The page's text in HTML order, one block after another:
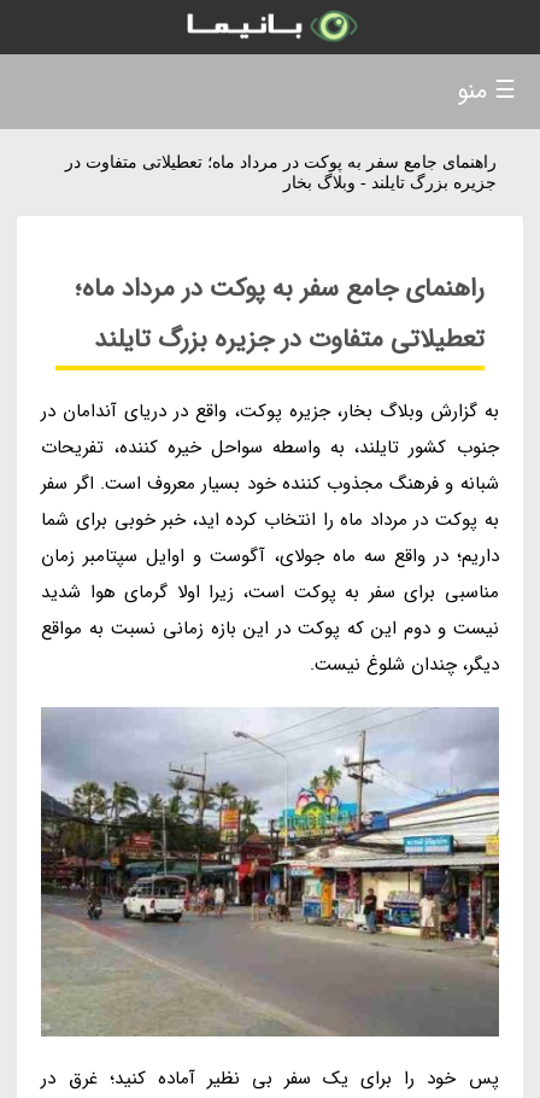
راهنمای جامع سفر به پوکت در مرداد ماه؛ تعطیلاتی متفاوت در
جزیره بزرگ تایلند - وبلاگ بخار
راهنمای جامع سفر به پوکت در مرداد ماه؛
تعطیلاتی متفاوت در جزیره بزرگ تایلند
به گزارش وبلاگ بخار، جزیره پوکت، واقع در دریای آندامان در
جنوب کشور تایلند، به واسطه سواحل خیره کننده، تفریحات
شبانه و فرهنگ مجذوب کننده خود بسیار معروف است. اگر سفر
به پوکت در مرداد ماه را انتخاب کرده اید، خبر خوبی برای شما
داریم؛ در واقع سه ماه جولای، آگوست و اوایل سپتامبر زمان
مناسبی برای سفر به پوکت است، زیرا اولا گرمای هوا شدید
نیست و دوم این که پوکت در این بازه زمانی نسبت به مواقع
دیگر، چندان شلوغ نیست.
پس خود را برای یک سفر بی نظیر آماده کنید؛ غرق در
☰ منو